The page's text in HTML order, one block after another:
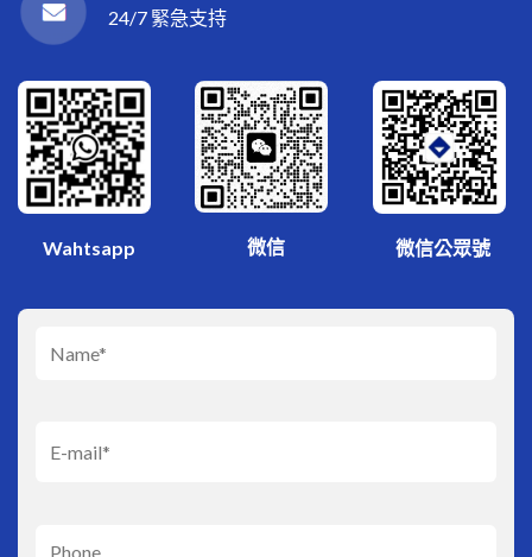
24/7 緊急支持
Wahtsapp 微信 微信公眾號